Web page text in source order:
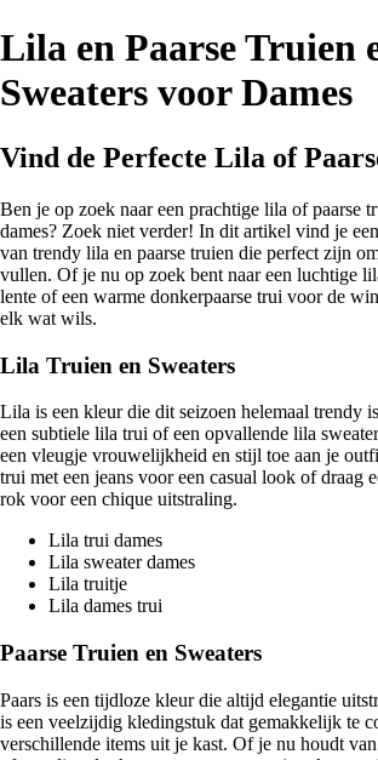
Lila en Paarse Truien
Sweaters voor Dames
Vind de Perfecte Lila of
Ben je op zoek naar een prachtige lila of paarse
dames? Zoek niet verder! In dit artikel vind je
van trendy lila en paarse truien die perfect zijn
vullen. Of je nu op zoek bent naar een luchtige
lente of een warme donkerpaarse trui voor de
elk wat wils.
Lila Truien en Sweaters
Lila is een kleur die dit seizoen helemaal trendy
een subtiele lila trui of een opvallende lila
een vleugje vrouwelijkheid en stijl toe aan je
trui met een jeans voor een casual look of draag
rok voor een chique uitstraling.
Lila trui dames
Lila sweater dames
Lila truitje
Lila dames trui
Paarse Truien en Sweaters
Paars is een tijdloze kleur die altijd elegantie
is een veelzijdig kledingstuk dat gemakkelijk te
verschillende items uit je kast. Of je nu houdt van